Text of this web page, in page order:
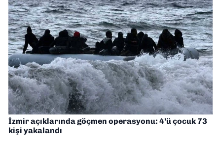
İzmir açıklarında göçmen operasyonu: 4’ü çocuk 73
kişi yakalandı